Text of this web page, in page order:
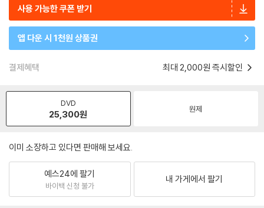
사용 가능한 쿠폰 받기
앱 다운 시 1천원 상품권
결제혜택 최대 2,000원 즉시할인
DVD
25,300원 원제
이미 소장하고 있다면 판매해 보세요.
예스24에 팔기
바이백 신청 불가
내 가게에서 팔기